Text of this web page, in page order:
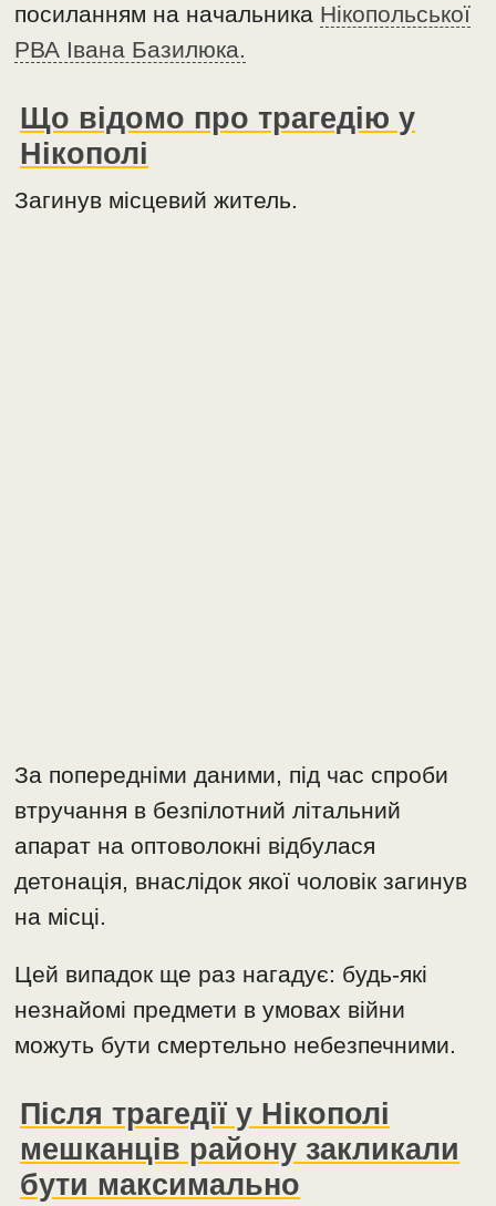
посиланням на начальника Нікопольської
РВА Івана Базилюка.
Що відомо про трагедію у
Нікополі
Загинув місцевий житель.
За попередніми даними, під час спроби
втручання в безпілотний літальний
апарат на оптоволокні відбулася
детонація, внаслідок якої чоловік загинув
на місці.
Цей випадок ще раз нагадує: будь-які
незнайомі предмети в умовах війни
можуть бути смертельно небезпечними.
Після трагедії у Нікополі
мешканців району закликали
бути максимально